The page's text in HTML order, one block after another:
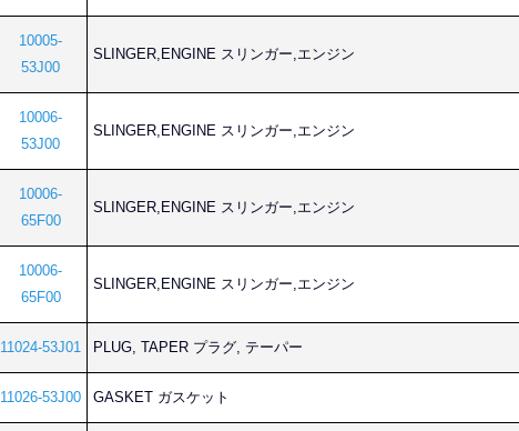
10005-
53J00
SLINGER,ENGINE スリンガー,エンジン
10006-
53J00
SLINGER,ENGINE スリンガー,エンジン
10006-
65F00
SLINGER,ENGINE スリンガー,エンジン
10006-
65F00
SLINGER,ENGINE スリンガー,エンジン
11024-53J01 PLUG, TAPER プラグ, テーパー
11026-53J00 GASKET ガスケット